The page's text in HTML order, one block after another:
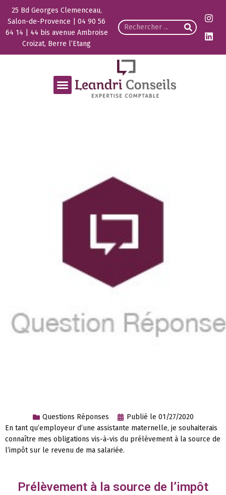
25 Bd Georges Clemenceau,
Salon-de-Provence | 04 90 56
64 14 | 44 bis avenue Ambroise
Croizat, Berre l’Etang
Questions Réponses Publié le 01/27/2020
En tant qu’employeur d’une assistante maternelle, je souhaiterais
connaître mes obligations vis-à-vis du prélèvement à la source de
l’impôt sur le revenu de ma salariée.
Prélèvement à la source de l’impôt